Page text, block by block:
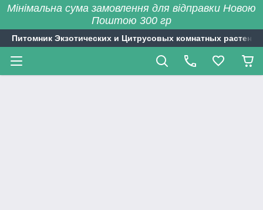
Мінімальна сума замовлення для відправки Новою
Поштою 300 гр
Питомник Экзотических и Цитрусовых комнатных растений